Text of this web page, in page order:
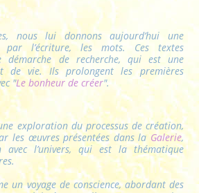
nous lui donnons aujourd’hui une
par l’écriture, les mots. Ces textes
démarche de recherche, qui est une
de vie. Ils prolongent les premières
"Le bonheur de créer".
exploration du processus de création,
les œuvres présentées dans la Galerie,
l’univers, qui est la thématique
un voyage de conscience, abordant des